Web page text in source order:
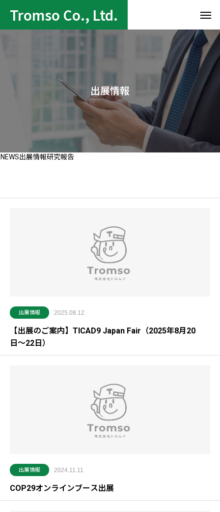
Tromso Co., Ltd.
出展情報
NEWS出展情報研究報告
出展情報 2025.08.12
【出展のご案内】TICAD9 Japan Fair（2025年8月20
日〜22日）
出展情報 2024.11.11
COP29オンラインブース出展